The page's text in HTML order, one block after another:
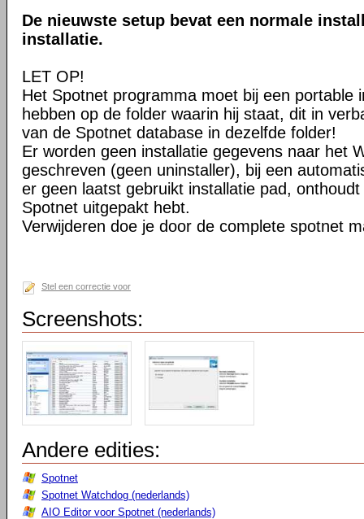
De nieuwste setup bevat een normale
installatie.
LET OP!
Het Spotnet programma moet bij een portable
hebben op de folder waarin hij staat, dit in
van de Spotnet database in dezelfde folder!
Er worden geen installatie gegevens naar het
geschreven (geen uninstaller), bij een
er geen laatst gebruikt installatie pad,
Spotnet uitgepakt hebt.
Verwijderen doe je door de complete spotnet
Stel een correctie voor
Screenshots:
Andere edities:
Spotnet
Spotnet Watchdog (nederlands)
AIO Editor voor Spotnet (nederlands)